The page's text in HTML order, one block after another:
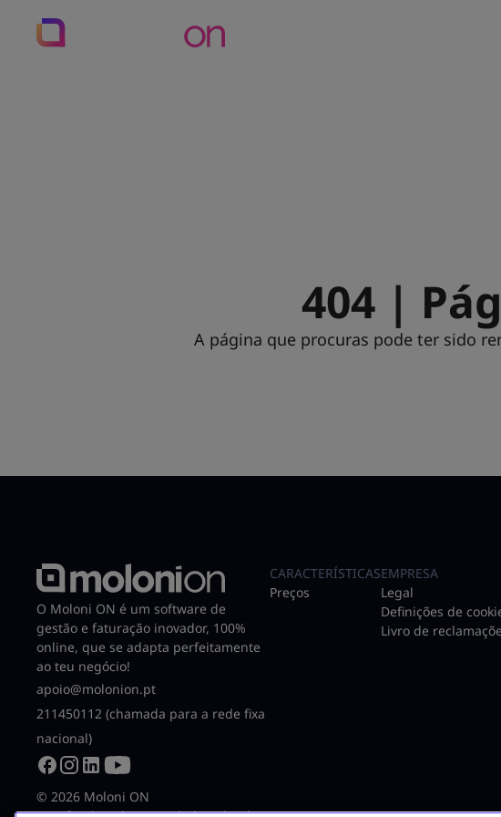
404 |
A página que procuras pode ter sido
O Moloni ON é um software de
gestão e faturação inovador, 100%
online, que se adapta perfeitamente
ao teu negócio!
apoio@molonion.pt
211450112 (chamada para a rede fixa
nacional)
CARACTERÍSTICAS
Preços
EMPRESA
Legal
Definições de
Livro de
© 2026 Moloni ON